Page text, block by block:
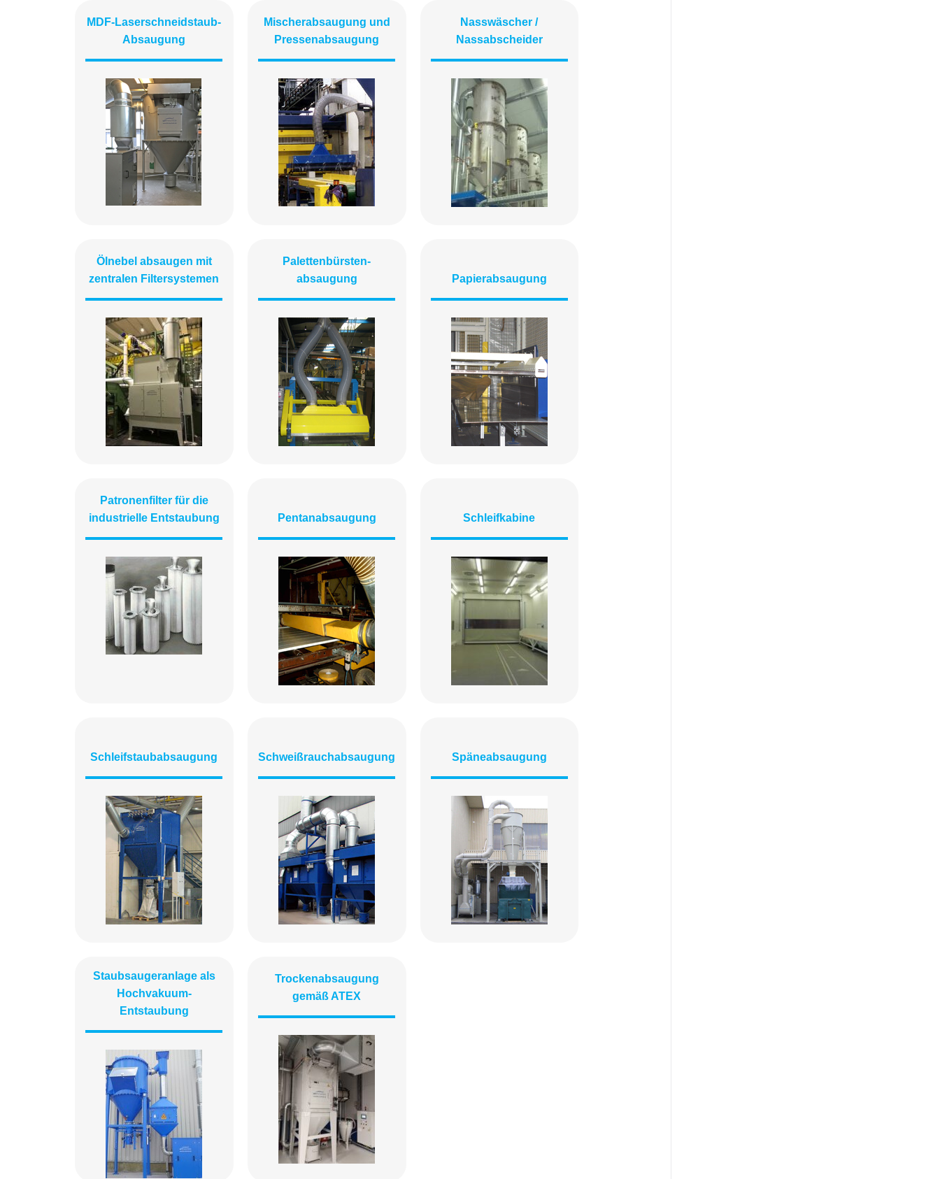
MDF-Laserschneidstaub-
Absaugung
Mischerabsaugung und
Pressenabsaugung
Nasswäscher /
Nassabscheider
Ölnebel absaugen mit
zentralen Filtersystemen
Palettenbürsten­
absaugung
Papierabsaugung
Patronenfilter für die
industrielle Entstaubung
Pentanabsaugung Schleifkabine
Schleifstaubabsaugung Schweißrauchabsaugung Späneabsaugung
Staubsaugeranlage als
Hochvakuum-
Entstaubung
Trockenabsaugung
gemäß ATEX